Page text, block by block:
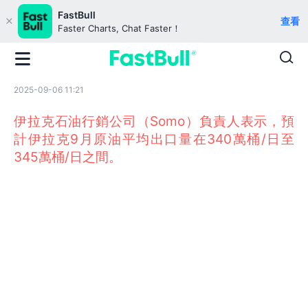
FastBull
Faster Charts, Chat Faster！
查看
2025-09-06 11:21
伊拉克石油行銷公司（Somo）負責人表示，預
計伊拉克9月原油平均出口量在340萬桶/日至
345萬桶/日之間。